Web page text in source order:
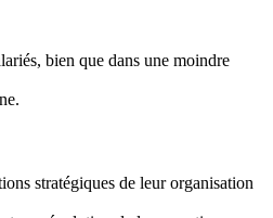
bien que dans une moindre
stratégiques de leur organisation